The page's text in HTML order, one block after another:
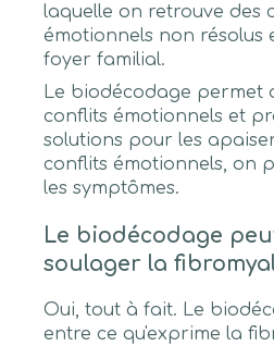
laquelle on retrouve des
émotionnels non résolus
foyer familial.
Le biodécodage permet
conflits émotionnels et
solutions pour les
conflits émotionnels, on
les symptômes.
Le biodécodage
soulager la
Oui, tout à fait. Le
entre ce qu'exprime la